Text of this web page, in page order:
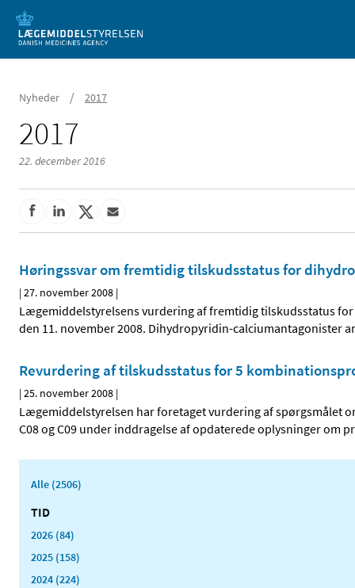
Mobil visning
Nyheder / 2017
2017
22. december 2016
Høringssvar om fremtidig tilskudsstatus for
|27. november 2008 |
Lægemiddelstyrelsens vurdering af fremtidig tilskudsstatus
den 11. november 2008. Dihydropyridin-calciumantagonister
Revurdering af tilskudsstatus for 5
|25. november 2008 |
Lægemiddelstyrelsen har foretaget vurdering af spørgsmålet
C08 og C09 under inddragelse af opdaterede oplysninger om
Alle (2506)
TID
2026 (84)
2025 (158)
2024 (224)